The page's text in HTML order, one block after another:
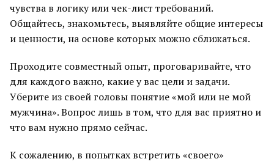
чувства в логику или чек-лист требований.
Общайтесь, знакомьтесь, выявляйте общие интересы
и ценности, на основе которых можно сближаться.
Проходите совместный опыт, проговаривайте, что
для каждого важно, какие у вас цели и задачи.
Уберите из своей головы понятие «мой или не мой
мужчина». Вопрос лишь в том, что для вас приятно и
что вам нужно прямо сейчас.
К сожалению, в попытках встретить «своего»